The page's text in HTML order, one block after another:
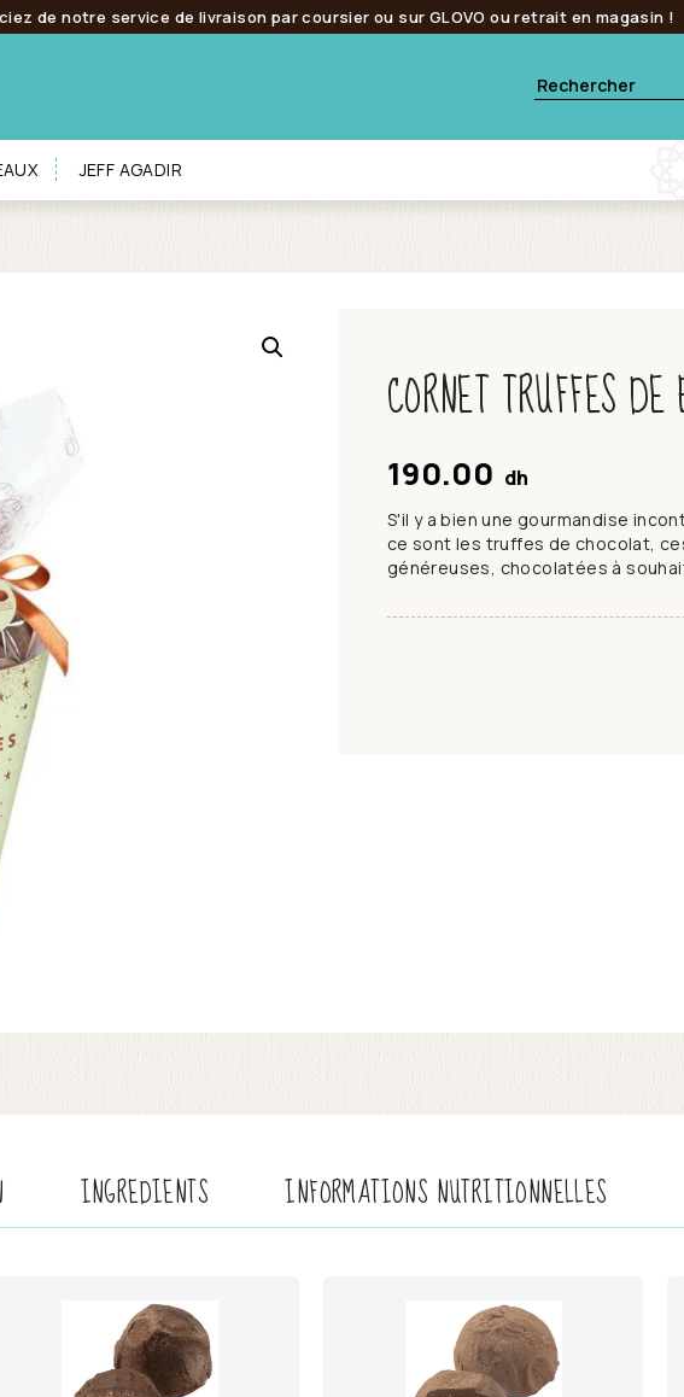
de notre service de livraison par coursier ou sur GLOVO ou retrait en magasin !
JEFF AGADIR
CORNET TRUFFES
190.00 dh
S'il y a bien une gourmandise
ce sont les truffes de chocolat,
généreuses, chocolatées à
INGREDIENTS INFORMATIONS NUTRITIONNELLES